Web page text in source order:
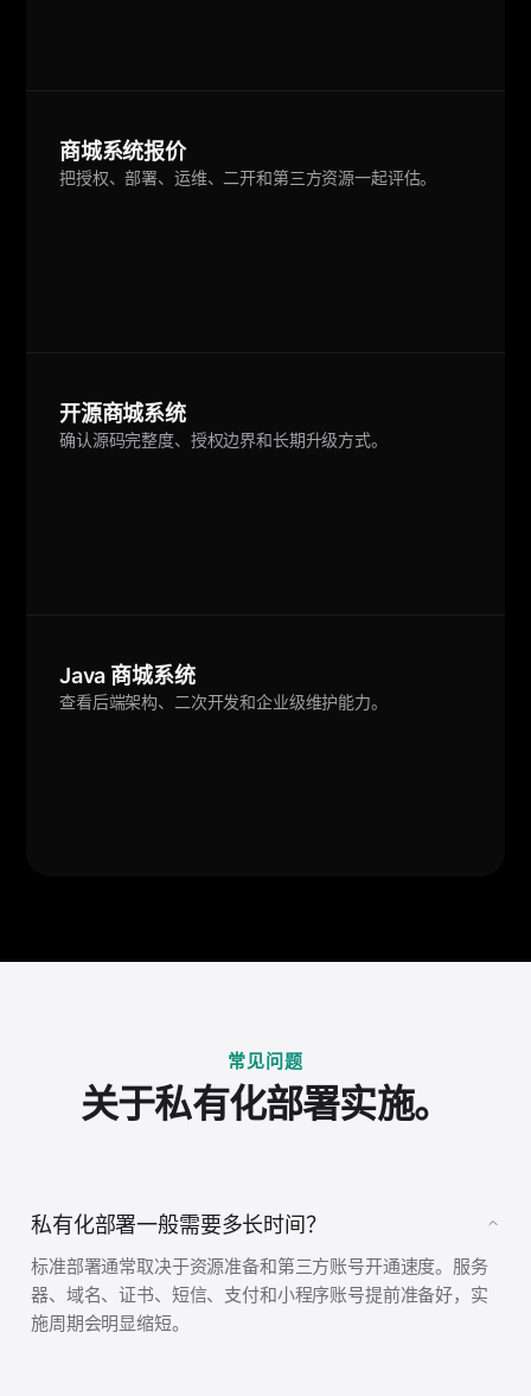
商城系统报价
把授权、部署、运维、二开和第三方资源一起评估。
开源商城系统
确认源码完整度、授权边界和长期升级方式。
Java 商城系统
查看后端架构、二次开发和企业级维护能力。
常见问题
关于私有化部署实施。
私有化部署一般需要多长时间？
标准部署通常取决于资源准备和第三方账号开通速度。服务
器、域名、证书、短信、支付和小程序账号提前准备好，实
施周期会明显缩短。